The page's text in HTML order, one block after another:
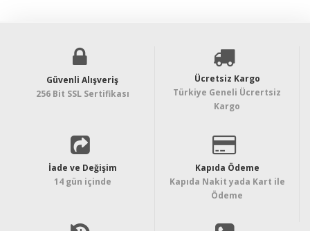
Güvenli Alışveriş
256 Bit SSL Sertifikası
Ücretsiz Kargo
Türkiye Geneli Ücrertsiz
Kargo
İade ve Değişim
14 gün içinde
Kapıda Ödeme
Kapıda Nakit yada Kart ile
Ödeme